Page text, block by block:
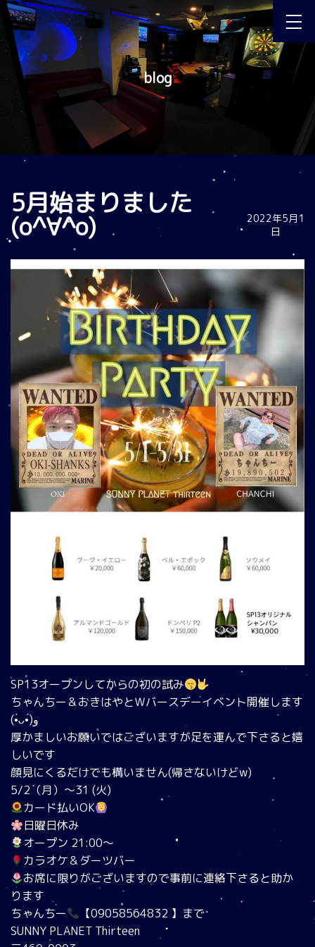
blog
5月始まりました
(o^∀^o)
2022年5月1
日
SP13オープンしてからの初の試み
ちゃんちー＆おきはやとＷバースデーイベント開催します
(•̀ᴗ•́ )و
厚かましいお願いではございますが足を運んで下さると嬉
しいです
顔見にくるだけでも構いません(帰さないけどw)
5/2（月）～31 (火)
カード払いOK
日曜日休み
オープン 21:00～
カラオケ＆ダーツバー
お席に限りがございますので事前に連絡下さると助か
ります
ちゃんちー
【09058564832 】まで
SUNNY PLANET Thirteen